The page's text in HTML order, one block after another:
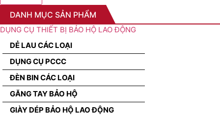
DANH MỤC SẢN PHẨM
DỤNG CỤ THIẾT BỊ BẢO HỘ LAO ĐỘNG
DẺ LAU CÁC LOẠI
DỤNG CỤ PCCC
ĐÈN BIN CÁC LOẠI
GĂNG TAY BẢO HỘ
GIÀY DÉP BẢO HỘ LAO ĐỘNG